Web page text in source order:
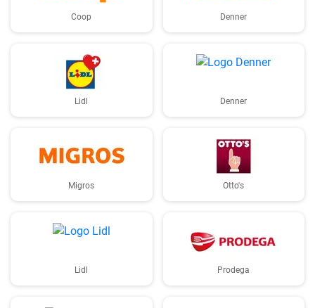
Coop Denner
Lidl Denner
Migros Otto's
Lidl Prodega